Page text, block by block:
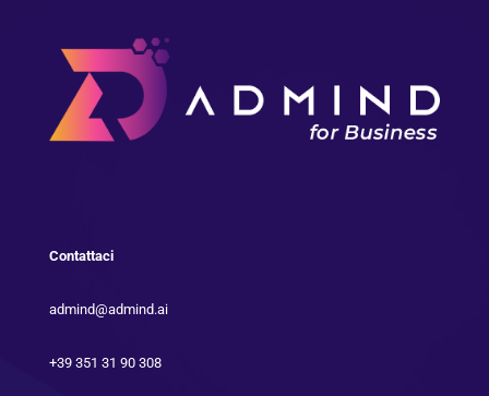
Contattaci
admind@admind.ai
+39 351 31 90 308